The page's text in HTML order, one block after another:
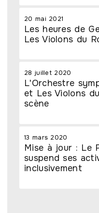
20 mai 2021
Les heures de
Les Violons du
28 juillet 2020
L'Orchestre
et Les Violons
scène
13 mars 2020
Mise à jour : Le
suspend ses
inclusivement